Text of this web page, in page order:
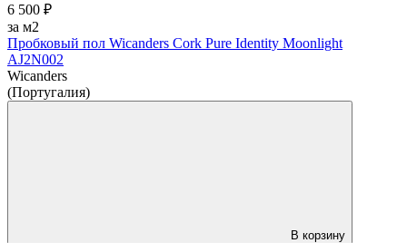
6 500 ₽
за м2
Пробковый пол Wicanders Cork Pure Identity Moonlight
AJ2N002
Wicanders
(Португалия)
В корзину